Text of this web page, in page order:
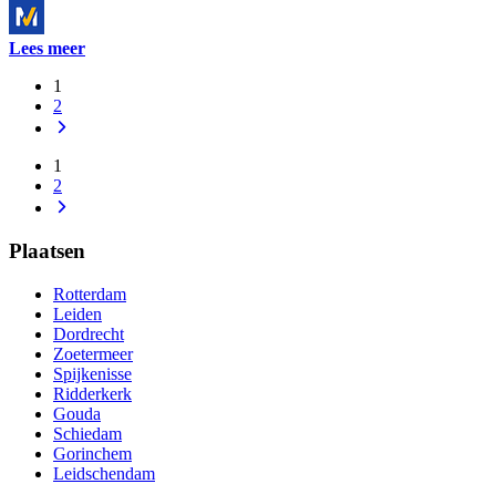
Lees meer
1
2
1
2
Plaatsen
Rotterdam
Leiden
Dordrecht
Zoetermeer
Spijkenisse
Ridderkerk
Gouda
Schiedam
Gorinchem
Leidschendam